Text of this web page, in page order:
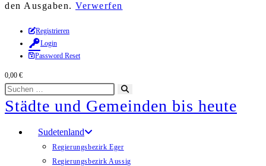
den Ausgaben. Verwerfen
Zum
Inhalt
springen
Registrieren
Login
Password Reset
0,00 €
Diese
Website
durchsuchen
starten
Städte und Gemeinden bis heute
Sudetenland
Regierungsbezirk Eger
Regierungsbezirk Aussig